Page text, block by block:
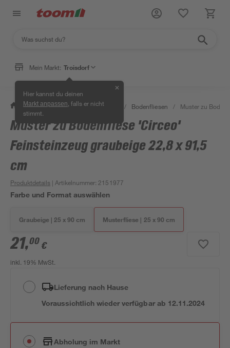
Mein Markt: Troisdorf
Hier kannst du deinen
Markt anpassen , falls er nicht
stimmt.
✕
/ Bauen & Renovieren / Fliesen / Bodenfliesen / Muster zu
Muster zu Bodenfliese 'Circeo'
Feinsteinzeug graubeige 22,8 x 91,5
cm
Produktdetails | Artikelnummer: 2151977
Farbe und Format auswählen
Graubeige | 25 x 90 cm Musterfliese | 25 x 90 cm
21,00 €
inkl. 19% MwSt.
Lieferung nach Hause
Voraussichtlich wieder verfügbar ab 12.11.2024
Abholung im Markt